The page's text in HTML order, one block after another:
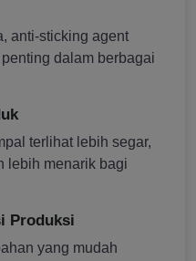
anti-sticking agent
dalam berbagai
terlihat lebih segar,
lebih menarik bagi
Produksi
yang mudah